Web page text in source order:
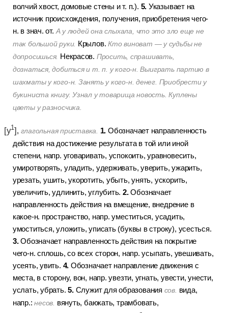
волчий хвост, домовые стены и т. п.). 5. Указывает на
источник происхождения, получения, приобретения чего-
н. в знач. от. А у людей она слыхала, что это зло еще не
так большой руки. Крылов.Кто виноват — у судьбы не
допросишься. Некрасов. Просить, спрашивать,
дознаться, добиться и т. п. у кого-н. Выиграть партию в
шахматы у кого-н. Занять у кого-н. денег. Приобрести у
букиниста книгу. Узнал у товарища новость. Куплены
цветы у разносчика.
[у1], глагольная приставка. 1. Обозначает направленность
действия на достижение результата в той или иной
степени, напр. уговаривать, успокоить, уравновесить,
умиротворять, уладить, удерживать, уверить, ужарить,
урезать, ушить, укоротить, убыть, унять, ускорить,
увеличить, удлинить, углубить. 2. Обозначает
направленность действия на вмещение, внедрение в
какое-н. пространство, напр. уместиться, усадить,
умоститься, уложить, уписать (буквы в строку), усесться.
3. Обозначает направленность действия на покрытие
чего-н. сплошь, со всех сторон, напр. усыпать, увешивать,
усеять, увить. 4. Обозначает направление движения с
места, в сторону, вон, напр. увезти, угнать, увести, унести,
услать, убрать. 5. Служит для образования сов. вида,
напр.:несов. вянуть, баюкать, трамбовать,